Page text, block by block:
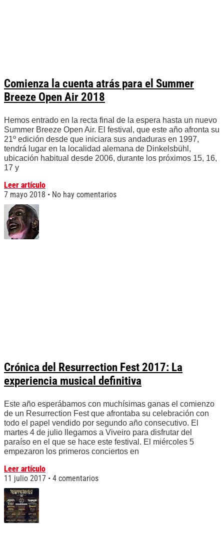
Comienza la cuenta atrás para el Summer
Breeze Open Air 2018
Hemos entrado en la recta final de la espera hasta un nuevo
Summer Breeze Open Air. El festival, que este año afronta su
21º edición desde que iniciara sus andaduras en 1997,
tendrá lugar en la localidad alemana de Dinkelsbühl,
ubicación habitual desde 2006, durante los próximos 15, 16,
17 y
Leer artículo
7 mayo 2018
No hay comentarios
Crónica del Resurrection Fest 2017: La
experiencia musical definitiva
Este año esperábamos con muchísimas ganas el comienzo
de un Resurrection Fest que afrontaba su celebración con
todo el papel vendido por segundo año consecutivo. El
martes 4 de julio llegamos a Viveiro para disfrutar del
paraíso en el que se hace este festival. El miércoles 5
empezaron los primeros conciertos en
Leer artículo
11 julio 2017
4 comentarios